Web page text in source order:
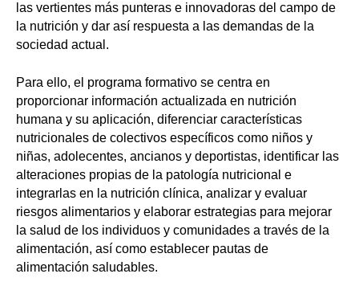
las vertientes más punteras e innovadoras del campo de
la nutrición y dar así respuesta a las demandas de la
sociedad actual.
Para ello, el programa formativo se centra en
proporcionar información actualizada en nutrición
humana y su aplicación, diferenciar características
nutricionales de colectivos específicos como niños y
niñas, adolecentes, ancianos y deportistas, identificar las
alteraciones propias de la patología nutricional e
integrarlas en la nutrición clínica, analizar y evaluar
riesgos alimentarios y elaborar estrategias para mejorar
la salud de los individuos y comunidades a través de la
alimentación, así como establecer pautas de
alimentación saludables.